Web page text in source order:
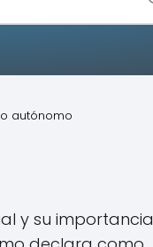
autónomo
y su importancia